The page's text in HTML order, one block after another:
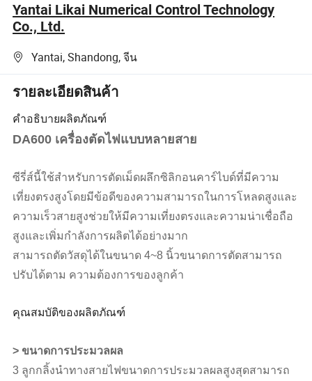
Yantai Likai Numerical Control Technology
Co., Ltd.
Yantai, Shandong, จีน
รายละเอียดสินค้า
คำอธิบายผลิตภัณฑ์
DA600 เครื่องตัดไฟแบบหลายสาย
ซีรี่ส์นี้ใช้สำหรับการตัดเม็ดผลึกซิลิกอนคาร์ไบด์ที่มีความ
เที่ยงตรงสูงโดยมีข้อดีของความสามารถในการโหลดสูงและ
ความเร็วสายสูงช่วยให้มีความเที่ยงตรงและความน่าเชื่อถือ
สูงและเพิ่มกำลังการผลิตได้อย่างมาก
สามารถตัดวัสดุได้ในขนาด 4~8 นิ้วขนาดการตัดสามารถ
ปรับได้ตาม ความต้องการของลูกค้า
คุณสมบัติของผลิตภัณฑ์
> ขนาดการประมวลผล
3 ลูกกลิ้งนำทางสายไฟขนาดการประมวลผลสูงสุดสามารถ